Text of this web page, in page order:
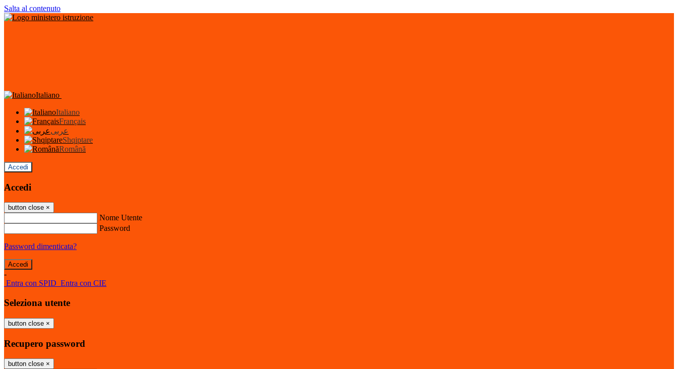
Salta al contenuto
Italiano
Italiano
Français
عربى
Shqiptare
Română
Accedi
Accedi
button close ×
Nome Utente
Password
Password dimenticata?
-
Entra con SPID Entra con CIE
Seleziona utente
button close ×
Recupero password
button close ×